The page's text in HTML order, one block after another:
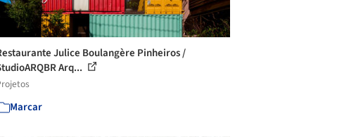
Julice Boulangère Pinheiros /
Arq...
Marcar